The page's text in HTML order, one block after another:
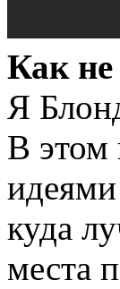
Как не
Я
В этом
куда
места